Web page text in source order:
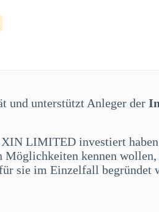
und unterstützt Anleger der
LIMITED investiert
kennen
sie im Einzelfall begründet